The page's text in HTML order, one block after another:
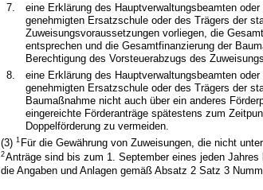
7.
eine Erklärung des Hauptverwaltungsbeamten
genehmigten Ersatzschule oder des Trägers der
Zuweisungsvoraussetzungen vorliegen, die
entsprechen und die Gesamtfinanzierung der
Berechtigung des Vorsteuerabzugs des
8.
eine Erklärung des Hauptverwaltungsbeamten
genehmigten Ersatzschule oder des Trägers der
Baumaßnahme nicht auch über ein anderes
eingereichte Förderanträge spätestens zum
Doppelförderung zu vermeiden.
(3)1 Für die Gewährung von Zuweisungen, die nicht
2Anträge sind bis zum 1. September eines jeden
die Angaben und Anlagen gemäß Absatz 2 Satz 3